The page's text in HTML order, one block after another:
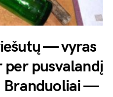
— vyras
pusvalandį
Branduoliai —